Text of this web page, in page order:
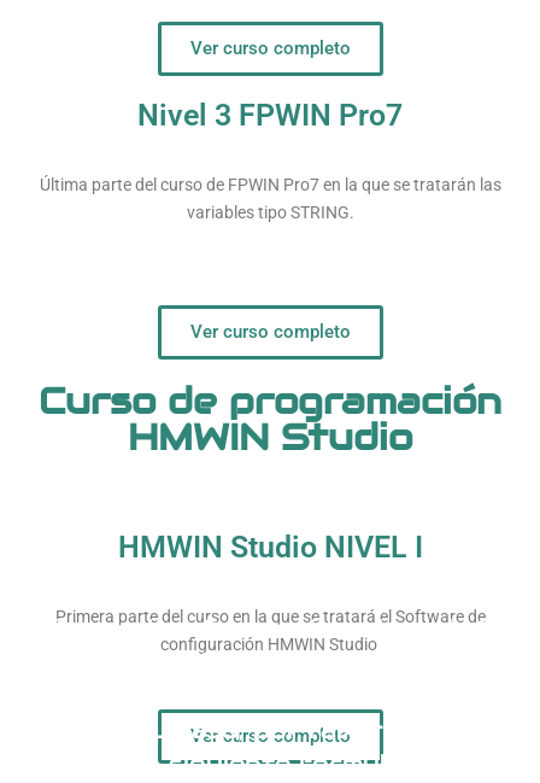
Ver curso completo
Nivel 3 FPWIN Pro7
Última parte del curso de FPWIN Pro7 en la que se tratarán las
variables tipo STRING.
Ver curso completo
Curso de programación
HMWIN Studio
HMWIN Studio NIVEL I
Primera parte del curso en la que se tratará el Software de
configuración HMWIN Studio
Ver curso completo
Si necesitas formación sobre algún
producto de Mateinsa, podemos
este es tu caso, por favor solicítalo
en el siguiente formulario: